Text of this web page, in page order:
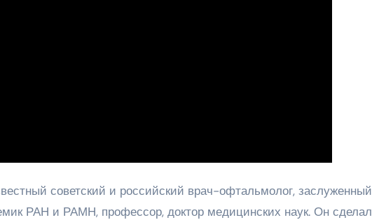
советский и российский врач-офтальмолог, заслуженный
РАН и РАМН, профессор, доктор медицинских наук. Он сделал